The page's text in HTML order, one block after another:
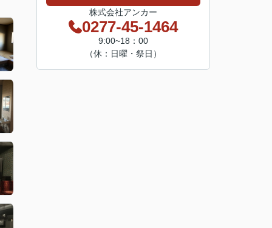
株式会社アンカー
0277-45-1464
9:00~18：00
（休：日曜・祭日）